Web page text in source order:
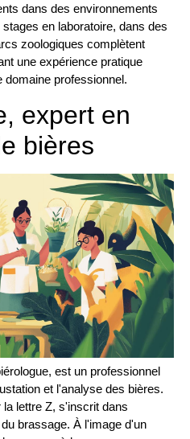
dans des environnements
en laboratoire, dans des
zoologiques complètent
une expérience pratique
domaine professionnel.
expert en
bières
est un professionnel
et l'analyse des bières.
lettre Z, s'inscrit dans
brassage. À l'image d'un